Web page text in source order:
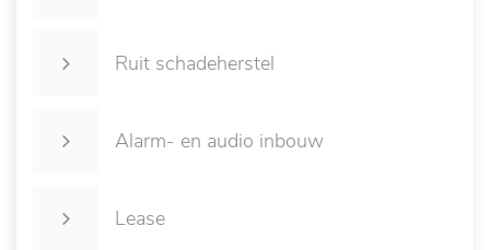
Ruit schadeherstel
Alarm- en audio inbouw
Lease